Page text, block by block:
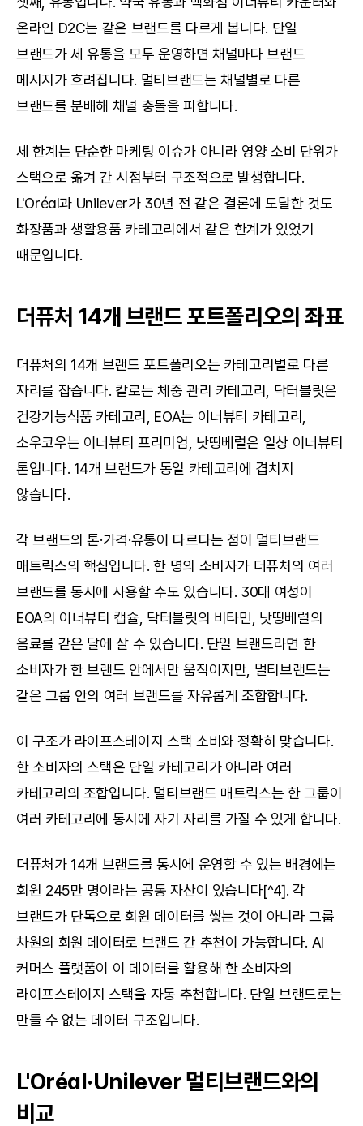
온라인 D2C는 같은 브랜드를 다르게 봅니다. 단일
브랜드가 세 유통을 모두 운영하면 채널마다 브랜드
메시지가 흐려집니다. 멀티브랜드는 채널별로 다른
브랜드를 분배해 채널 충돌을 피합니다.
세 한계는 단순한 마케팅 이슈가 아니라 영양 소비 단위가
스택으로 옮겨 간 시점부터 구조적으로 발생합니다.
L'Oréal과 Unilever가 30년 전 같은 결론에 도달한 것도
화장품과 생활용품 카테고리에서 같은 한계가 있었기
때문입니다.
더퓨처 14개 브랜드 포트폴리오의 좌표
더퓨처의 14개 브랜드 포트폴리오는 카테고리별로 다른
자리를 잡습니다. 칼로는 체중 관리 카테고리, 닥터블릿은
건강기능식품 카테고리, EOA는 이너뷰티 카테고리,
소우코우는 이너뷰티 프리미엄, 낫띵베럴은 일상 이너뷰티
톤입니다. 14개 브랜드가 동일 카테고리에 겹치지
않습니다.
각 브랜드의 톤·가격·유통이 다르다는 점이 멀티브랜드
매트릭스의 핵심입니다. 한 명의 소비자가 더퓨처의 여러
브랜드를 동시에 사용할 수도 있습니다. 30대 여성이
EOA의 이너뷰티 캡슐, 닥터블릿의 비타민, 낫띵베럴의
음료를 같은 달에 살 수 있습니다. 단일 브랜드라면 한
소비자가 한 브랜드 안에서만 움직이지만, 멀티브랜드는
같은 그룹 안의 여러 브랜드를 자유롭게 조합합니다.
이 구조가 라이프스테이지 스택 소비와 정확히 맞습니다.
한 소비자의 스택은 단일 카테고리가 아니라 여러
카테고리의 조합입니다. 멀티브랜드 매트릭스는 한 그룹이
여러 카테고리에 동시에 자기 자리를 가질 수 있게 합니다.
더퓨처가 14개 브랜드를 동시에 운영할 수 있는 배경에는
회원 245만 명이라는 공통 자산이 있습니다[^4]. 각
브랜드가 단독으로 회원 데이터를 쌓는 것이 아니라 그룹
차원의 회원 데이터로 브랜드 간 추천이 가능합니다. AI
커머스 플랫폼이 이 데이터를 활용해 한 소비자의
라이프스테이지 스택을 자동 추천합니다. 단일 브랜드로는
만들 수 없는 데이터 구조입니다.
L'Oréal·Unilever 멀티브랜드와의
비교